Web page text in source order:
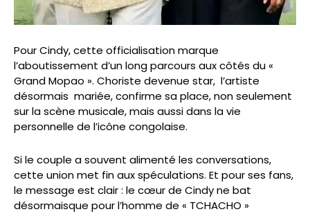
Pour Cindy, cette officialisation marque
l’aboutissement d’un long parcours aux côtés du «
Grand Mopao ». Choriste devenue star, l’artiste
désormais mariée, confirme sa place, non seulement
sur la scène musicale, mais aussi dans la vie
personnelle de l’icône congolaise.
Si le couple a souvent alimenté les conversations,
cette union met fin aux spéculations. Et pour ses fans,
le message est clair : le cœur de Cindy ne bat
désormaisque pour l’homme de « TCHACHO »